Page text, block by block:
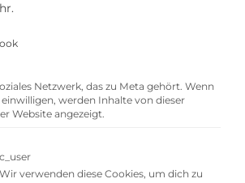
Netzwerk, das zu Meta gehört. Wenn
werden Inhalte von dieser
Website angezeigt.
c_user
Wir verwenden diese Cookies, um dich zu